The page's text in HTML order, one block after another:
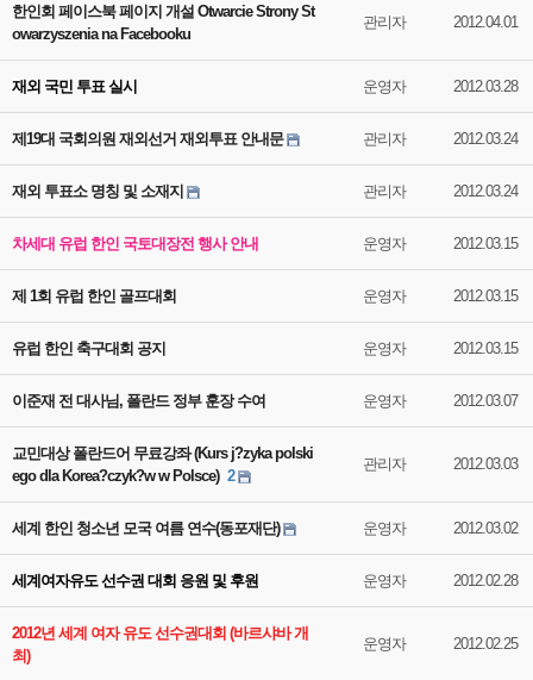
한인회 페이스북 페이지 개설 Otwarcie Strony St
owarzyszenia na Facebooku
관리자 2012.04.01
재외 국민 투표 실시 운영자 2012.03.28
제19대 국회의원 재외선거 재외투표 안내문 관리자 2012.03.24
재외 투표소 명칭 및 소재지 관리자 2012.03.24
차세대 유럽 한인 국토대장전 행사 안내 운영자 2012.03.15
제 1회 유럽 한인 골프대회 운영자 2012.03.15
유럽 한인 축구대회 공지 운영자 2012.03.15
이준재 전 대사님, 폴란드 정부 훈장 수여 운영자 2012.03.07
교민대상 폴란드어 무료강좌 (Kurs j?zyka polski
ego dla Korea?czyk?w w Polsce) 2
관리자 2012.03.03
세계 한인 청소년 모국 여름 연수(동포재단) 운영자 2012.03.02
세계여자유도 선수권 대회 응원 및 후원 운영자 2012.02.28
2012년 세계 여자 유도 선수권대회 (바르샤바 개
최)
운영자 2012.02.25